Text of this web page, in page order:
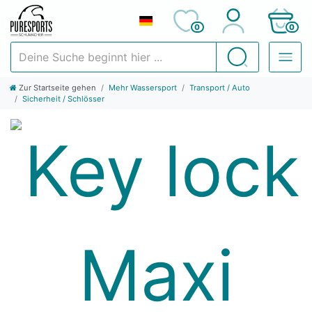
Suchen
0 0
Zur Startseite gehen Mehr Wassersport
Transport / Auto
Sicherheit / Schlösser